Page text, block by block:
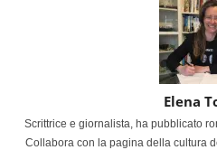
Elena
Scrittrice e giornalista, ha pubblicato
Collabora con la pagina della cultura